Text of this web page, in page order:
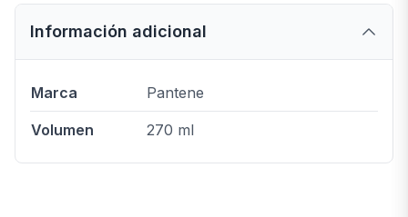
Información adicional
Marca Pantene
Volumen 270 ml